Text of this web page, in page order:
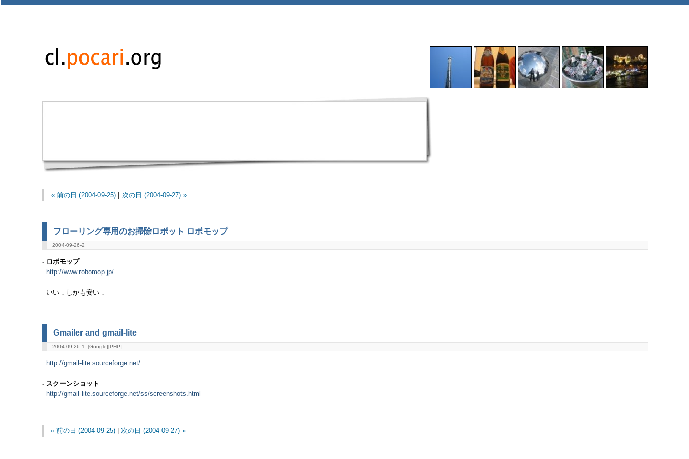
« 前の日 (2004-09-25)| 次の日 (2004-09-27) »
フローリング専用のお掃除ロボット ロボモップ
2004-09-26-2
- ロボモップ
http://www.robomop.jp/
いい．しかも安い．
Gmailer and gmail-lite
2004-09-26-1: [Google][PHP]
http://gmail-lite.sourceforge.net/
- スクーンショット
http://gmail-lite.sourceforge.net/ss/screenshots.html
« 前の日 (2004-09-25) |次の日 (2004-09-27) »